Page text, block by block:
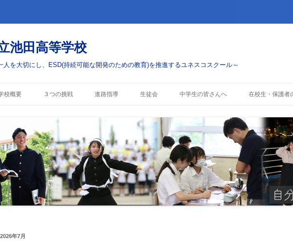
池田高等学校
を大切にし、ESD(持続可能な開発のための教育)を推進するユネスコスクール～
ン
へ
ス
キ
ッ
プ
校概要
校章・校訓・校歌
学校案内
学校評価
学校いじめ防止基本方針
生徒指導ガイドライン
３つの挑戦
部活動・学校行事・ボランティアへ
の挑戦
ESD(ユネスコスクール)への挑戦 これまでのESD活動
進路指導 生徒会 中学生の皆さんへ
入試情報
部活動
制服について
在校生・保護者
行事予定
警報発表時の対
各種手続き・
授業料および奨
2026年7月